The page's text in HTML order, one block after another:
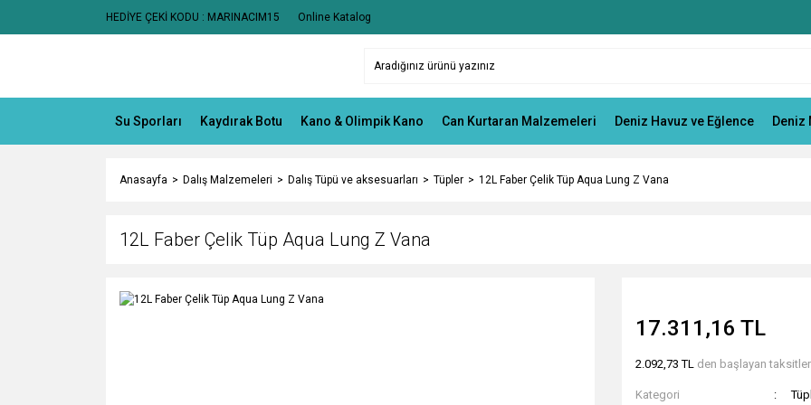
HEDİYE ÇEKİ KODU : MARINACIM15 Online Katalog
Su Sporları Kaydırak Botu Kano & Olimpik Kano Can Kurtaran Malzemeleri Deniz Havuz ve Eğlence Deniz
Anasayfa Dalış Malzemeleri Dalış Tüpü ve aksesuarları Tüpler 12L Faber Çelik Tüp Aqua Lung Z Vana
12L Faber Çelik Tüp Aqua Lung Z Vana
17.311,16 TL
2.092,73 TL den başlayan
Kategori